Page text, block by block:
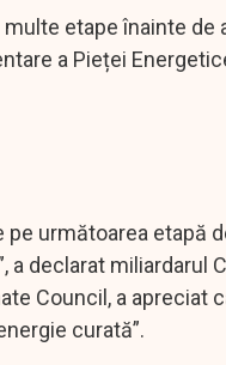
etape înainte
a Pieței
următoarea etapă
declarat miliardarul
Council, a
curată”.